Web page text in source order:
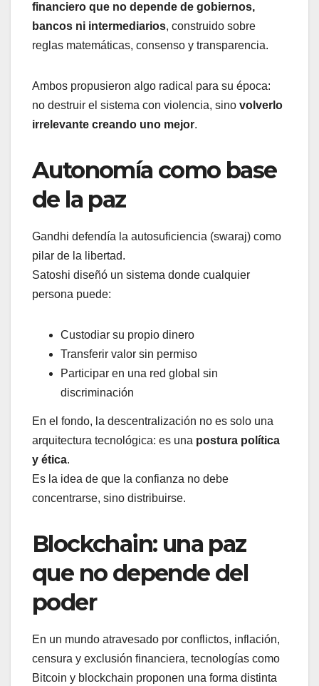
financiero que no depende de gobiernos,
bancos ni intermediarios, construido sobre
reglas matemáticas, consenso y transparencia.
Ambos propusieron algo radical para su época:
no destruir el sistema con violencia, sino volverlo
irrelevante creando uno mejor.
Autonomía como base
de la paz
Gandhi defendía la autosuficiencia (swaraj) como
pilar de la libertad.
Satoshi diseñó un sistema donde cualquier
persona puede:
Custodiar su propio dinero
Transferir valor sin permiso
Participar en una red global sin
discriminación
En el fondo, la descentralización no es solo una
arquitectura tecnológica: es una postura política
y ética.
Es la idea de que la confianza no debe
concentrarse, sino distribuirse.
Blockchain: una paz
que no depende del
poder
En un mundo atravesado por conflictos, inflación,
censura y exclusión financiera, tecnologías como
Bitcoin y blockchain proponen una forma distinta